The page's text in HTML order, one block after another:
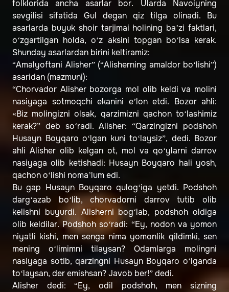
folklorida ancha asarlar bor. Ularda Navoiyning
sevgilisi sifatida Gul degan qiz tilga olinadi. Bu
asarlarda buyuk shoir tarjimai holining ba’zi faktlari,
o‘zgartilgan holda, o‘z aksini topgan bo‘lsa kerak.
Shunday asarlardan birini keltiramiz:
“Amalyoftani Alisher” (“Alisherning amaldor bo‘lishi”)
asaridan (mazmuni):
“Chorvador Alisher bozorga mol olib keldi va molini
nasiyaga sotmoqchi ekanini e’lon etdi. Bozor ahli:
«Biz molingizni olsak, qarzimizni qachon to‘lashimiz
kerak?” deb so‘radi. Alisher: “Qarzingizni podshoh
Husayn Boyqaro o‘lgan kuni to‘laysiz”, dedi. Bozor
ahli Alisher olib kelgan ot, mol va qo‘ylarni darrov
nasiyaga olib ketishadi: Husayn Boyqaro hali yosh,
qachon o‘lishi noma’lum edi.
Bu gap Husayn Boyqaro qulog‘iga yetdi. Podshoh
darg‘azab bo‘lib, chorvadorni darrov tutib olib
kelishni buyurdi. Alisherni bog‘lab, podshoh oldiga
olib keldilar. Podshoh so‘radi: “Ey, nodon va yomon
niyatli kishi, men senga nima yomonlik qildimki, sen
mening o‘limimni tilaysan? Odamlarga molingni
nasiyaga sotib, qarzingni Husayn Boyqaro o‘lganda
to‘laysan, der emishsan? Javob ber!” dedi.
Alisher dedi: “Ey, odil podshoh, men sizning